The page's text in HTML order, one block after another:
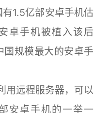
1.5亿部安卓手机估
卓手机被植入该后
国规模最大的安卓手
远程服务器，可以
安卓手机的一举一